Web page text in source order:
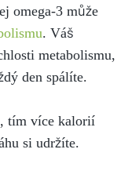
omega-3 může
. Váš
metabolismu,
den spálíte.
tím více kalorií
si udržíte.